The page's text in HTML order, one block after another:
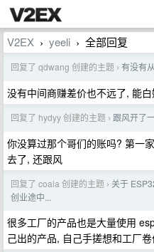
V2EX › yeeli › 全部回复
回复了 qdwang 创建的主题 › 有没有
没有中间商赚差价也不远了, 能
回复了 hydyy 创建的主题 › 跟风开了
你没算过那个哥们的账吗? 第一
去了, 还跟风
回复了 coala 创建的主题 › 关于
创业途中...
很多工厂的产品也是大量使用
己出的产品, 自己手搓想和工厂